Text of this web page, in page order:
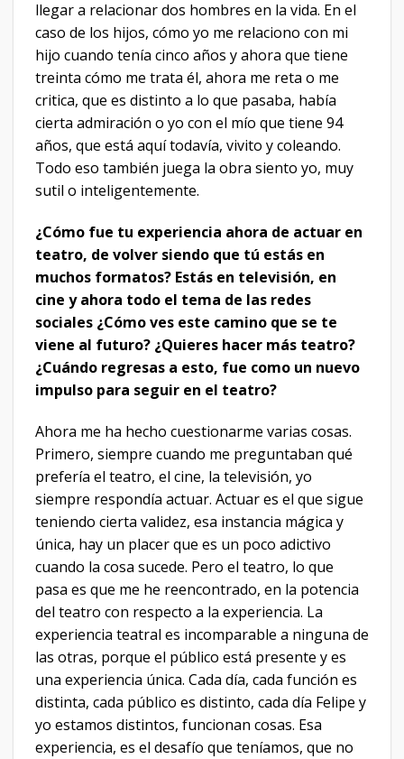
llegar a relacionar dos hombres en la vida. En el
caso de los hijos, cómo yo me relaciono con mi
hijo cuando tenía cinco años y ahora que tiene
treinta cómo me trata él, ahora me reta o me
critica, que es distinto a lo que pasaba, había
cierta admiración o yo con el mío que tiene 94
años, que está aquí todavía, vivito y coleando.
Todo eso también juega la obra siento yo, muy
sutil o inteligentemente.
¿Cómo fue tu experiencia ahora de actuar en
teatro, de volver siendo que tú estás en
muchos formatos? Estás en televisión, en
cine y ahora todo el tema de las redes
sociales ¿Cómo ves este camino que se te
viene al futuro? ¿Quieres hacer más teatro?
¿Cuándo regresas a esto, fue como un nuevo
impulso para seguir en el teatro?
Ahora me ha hecho cuestionarme varias cosas.
Primero, siempre cuando me preguntaban qué
prefería el teatro, el cine, la televisión, yo
siempre respondía actuar. Actuar es el que sigue
teniendo cierta validez, esa instancia mágica y
única, hay un placer que es un poco adictivo
cuando la cosa sucede. Pero el teatro, lo que
pasa es que me he reencontrado, en la potencia
del teatro con respecto a la experiencia. La
experiencia teatral es incomparable a ninguna de
las otras, porque el público está presente y es
una experiencia única. Cada día, cada función es
distinta, cada público es distinto, cada día Felipe y
yo estamos distintos, funcionan cosas. Esa
experiencia, es el desafío que teníamos, que no